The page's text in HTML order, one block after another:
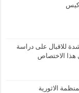
للاقبال على دراسة
هذا الاختصاص
الاثورية